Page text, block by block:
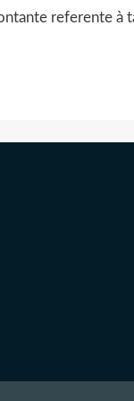
referente à